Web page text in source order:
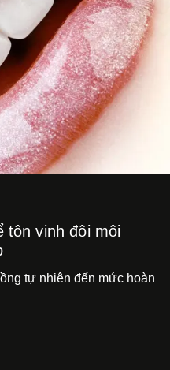
tôn vinh đôi môi
tự nhiên đến mức hoàn